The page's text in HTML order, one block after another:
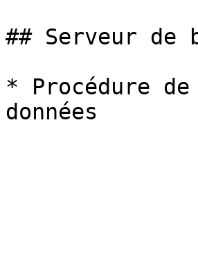
## Serveur de
* Procédure